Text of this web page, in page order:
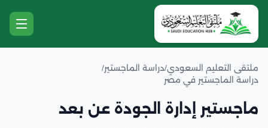
ملتقى التعليم السعودي/دراسة الماجستير/
دراسة الماجستير في مصر
ماجستير إدارة الجودة عن بعد